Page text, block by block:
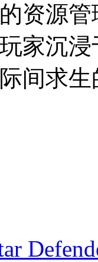
资源
家沉
间求